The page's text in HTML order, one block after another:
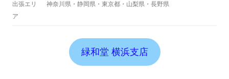
出張エリ
ア
神奈川県・静岡県・東京都・山梨県・長野県
緑和堂 横浜支店